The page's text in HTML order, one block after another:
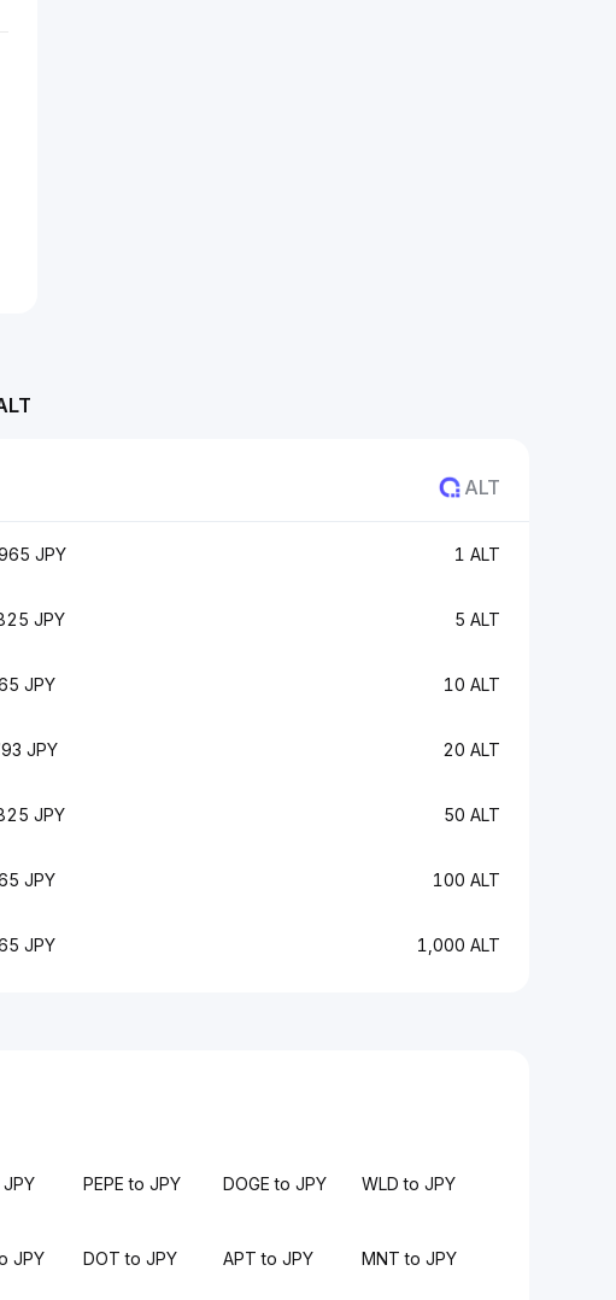
ALT
JPY 1 ALT
JPY 5 ALT
JPY 10 ALT
JPY 20 ALT
JPY 50 ALT
JPY 100 ALT
JPY 1,000 ALT
PEPE to JPY DOGE to JPY WLD to JPY
JPY DOT to JPY APT to JPY MNT to JPY